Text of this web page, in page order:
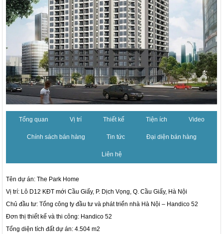
Tổng quan Vị trí Thiết kế Tiện ích Video
Chính sách bán hàng Tin tức Đại diện bán hàng
Liên hệ
Tên dự án: The Park Home
Vị trí: Lô D12 KĐT mới Cầu Giấy, P. Dịch Vọng, Q. Cầu Giấy, Hà Nội
Chủ đầu tư: Tổng công ty đầu tư và phát triển nhà Hà Nội – Handico 52
Đơn thị thiết kế và thi công: Handico 52
Tổng diện tích đất dự án: 4.504 m2